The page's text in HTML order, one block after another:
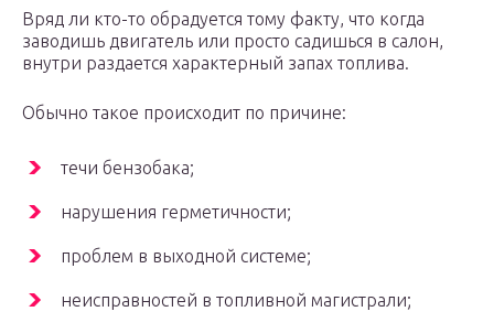
Вряд ли кто-то обрадуется тому факту, что когда
заводишь двигатель или просто садишься в салон,
внутри раздается характерный запах топлива.
Обычно такое происходит по причине:
течи бензобака;
нарушения герметичности;
проблем в выходной системе;
неисправностей в топливной магистрали;